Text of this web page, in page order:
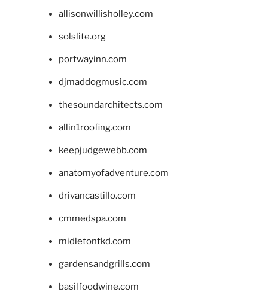
allisonwillisholley.com
solslite.org
portwayinn.com
djmaddogmusic.com
thesoundarchitects.com
allin1roofing.com
keepjudgewebb.com
anatomyofadventure.com
drivancastillo.com
cmmedspa.com
midletontkd.com
gardensandgrills.com
basilfoodwine.com